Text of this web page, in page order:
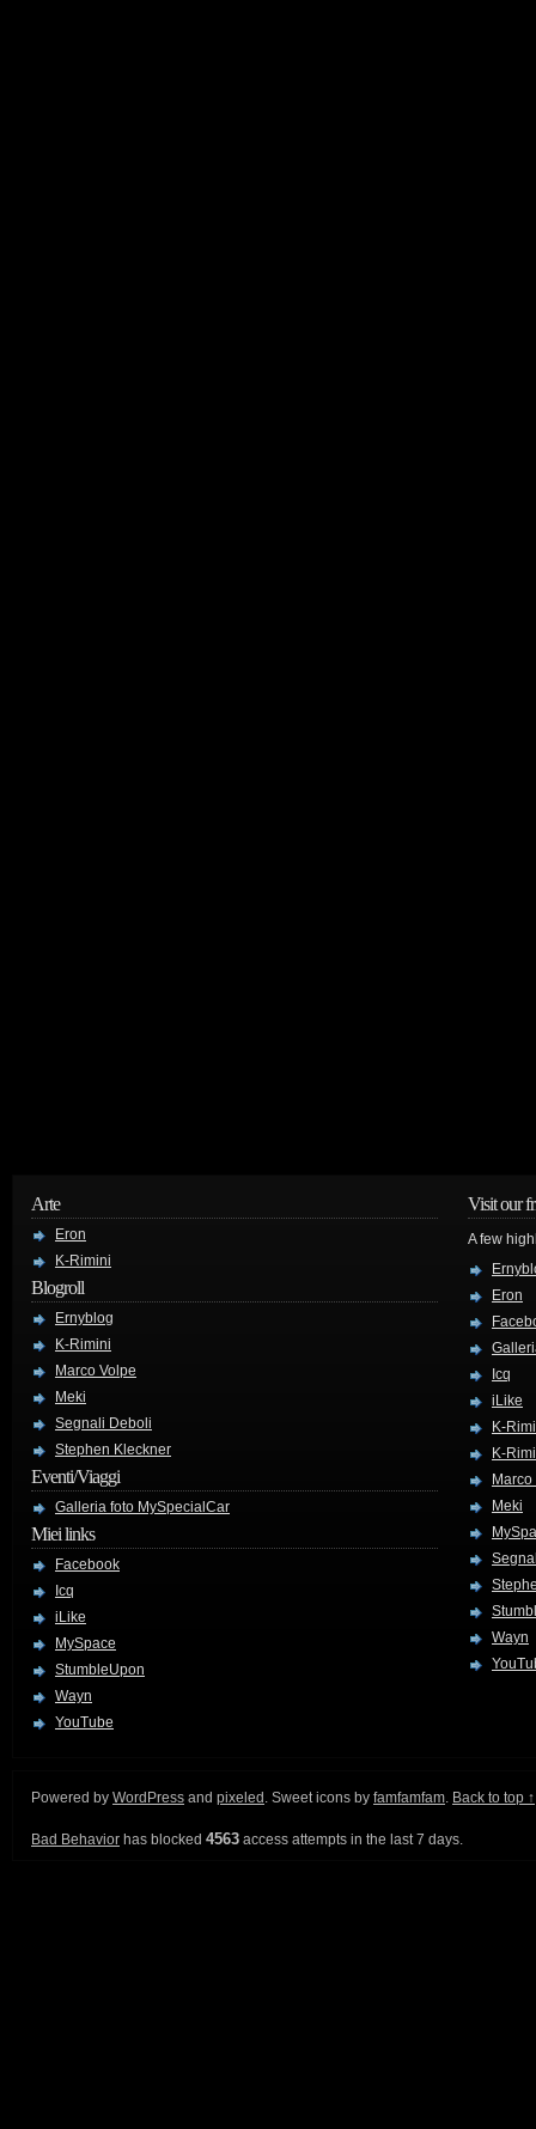
Arte
Eron
K-Rimini
Blogroll
Ernyblog
K-Rimini
Marco Volpe
Meki
Segnali Deboli
Stephen Kleckner
Eventi/Viaggi
Galleria foto MySpecialCar
Miei links
Facebook
Icq
iLike
MySpace
StumbleUpon
Wayn
YouTube
Visit our
A few
Eron
Icq
iLike
K-
K-
Meki
Wayn
Powered by WordPress and pixeled . Sweet icons by famfamfam. Back to top ↑
Bad Behavior has blocked 4563 access attempts in the last 7 days.